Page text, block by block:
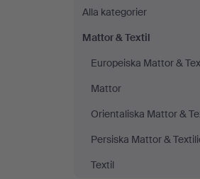
&
Textil
på
Balclis
Alla kategorier
Mattor & Textil
Europeiska Mattor &
Mattor
Orientaliska Mattor &
Persiska Mattor &
Textil